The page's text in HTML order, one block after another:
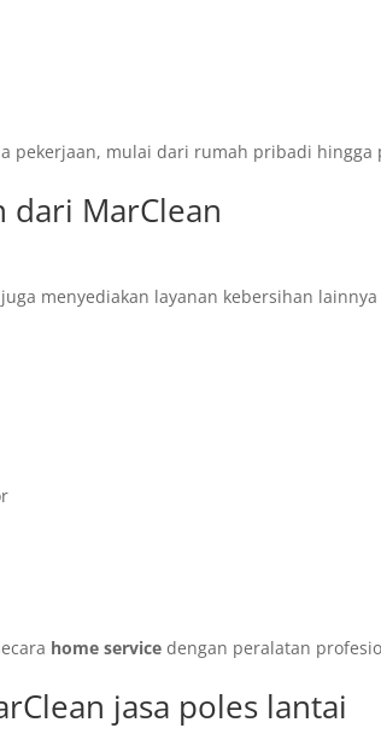
pekerjaan, mulai dari rumah pribadi hingga
dari MarClean
menyediakan layanan kebersihan
home service dengan peralatan
jasa poles lantai